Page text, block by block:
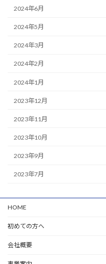
2024年6月
2024年5月
2024年3月
2024年2月
2024年1月
2023年12月
2023年11月
2023年10月
2023年9月
2023年7月
HOME
初めての方へ
会社概要